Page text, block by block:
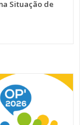
Situação de